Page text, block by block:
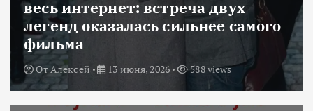
весь интернет: встреча двух
легенд оказалась сильнее самого
фильма
ОтАлексей 13 июня, 2026 588 views